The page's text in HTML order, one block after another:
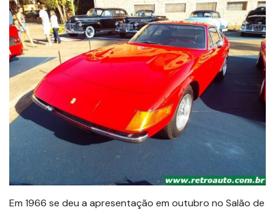
Em 1966 se deu a apresentação em outubro no Salão de